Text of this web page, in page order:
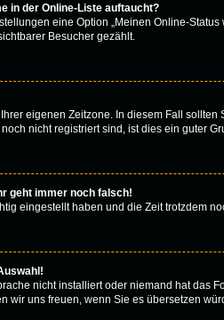
in der Online-Liste auftaucht?
eine Option „Meinen Online-
Besucher gezählt.
eigenen Zeitzone. In diesem Fall
nicht registriert sind, ist dies ein guter
geht immer noch falsch!
eingestellt haben und die Zeit trotzdem
nicht installiert oder niemand hat das
wir uns freuen, wenn Sie es übersetzen